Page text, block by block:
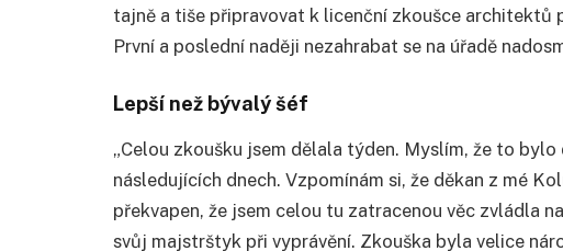
tajně a tiše připravovat k licenční zkoušce architektů
První a poslední naději nezahrabat se na úřadě
Lepší než bývalý šéf
„Celou zkoušku jsem dělala týden. Myslím, že to
následujících dnech. Vzpomínám si, že děkan z mé
překvapen, že jsem celou tu zatracenou věc zvládla
svůj majstrštyk při vyprávění. Zkouška byla velice